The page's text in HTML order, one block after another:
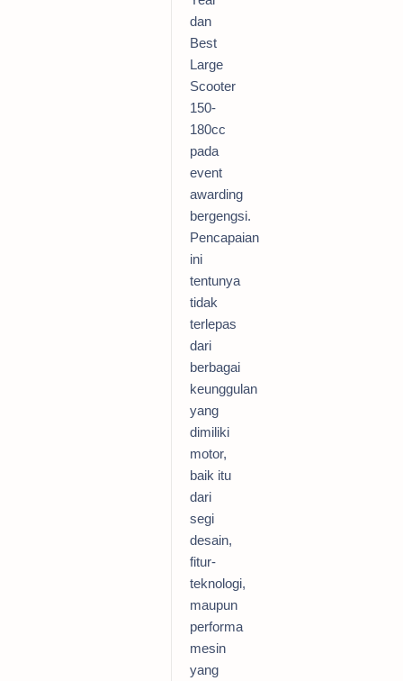
dan
Best
Large
Scooter
150-
180cc
pada
event
awarding
bergengsi.
Pencapaian
ini
tentunya
tidak
terlepas
dari
berbagai
keunggulan
yang
dimiliki
motor,
baik itu
dari
segi
desain,
fitur-
teknologi,
maupun
performa
mesin
yang